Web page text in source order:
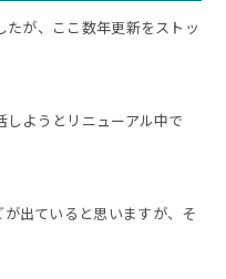
が、ここ数年更新をストッ
しようとリニューアル中で
出ていると思いますが、そ